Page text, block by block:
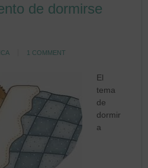
de dormirse
1 COMMENT
El
tema
de
dormir
a